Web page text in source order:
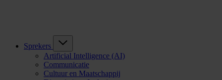
Sprekers
Artificial Intelligence (AI)
Communicatie
Cultuur en Maatschappij